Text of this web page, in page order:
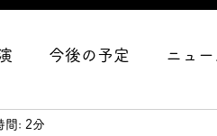
今後の予定 ニュー
イベント
間: 2分